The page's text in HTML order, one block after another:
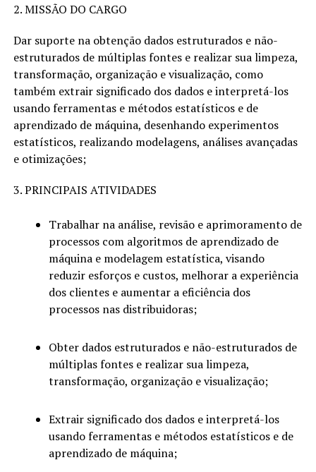
2. MISSÃO DO CARGO
Dar suporte na obtenção dados estruturados e não-
estruturados de múltiplas fontes e realizar sua limpeza,
transformação, organização e visualização, como
também extrair significado dos dados e interpretá-los
usando ferramentas e métodos estatísticos e de
aprendizado de máquina, desenhando experimentos
estatísticos, realizando modelagens, análises avançadas
e otimizações;
3. PRINCIPAIS ATIVIDADES
Trabalhar na análise, revisão e aprimoramento de
processos com algoritmos de aprendizado de
máquina e modelagem estatística, visando
reduzir esforços e custos, melhorar a experiência
dos clientes e aumentar a eficiência dos
processos nas distribuidoras;
Obter dados estruturados e não-estruturados de
múltiplas fontes e realizar sua limpeza,
transformação, organização e visualização;
Extrair significado dos dados e interpretá-los
usando ferramentas e métodos estatísticos e de
aprendizado de máquina;